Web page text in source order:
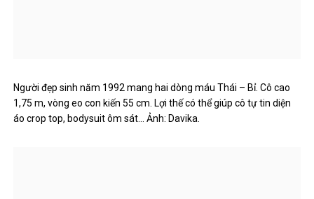
Người đẹp sinh năm 1992 mang hai dòng máu Thái – Bỉ. Cô cao
1,75 m, vòng eo con kiến ​​55 cm. Lợi thế có thể giúp cô tự tin diện
áo crop top, bodysuit ôm sát… Ảnh: Davika.